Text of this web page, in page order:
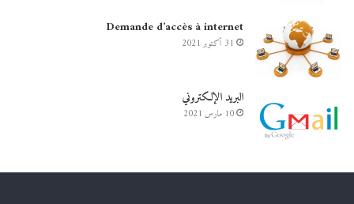
Demande d’accès à internet
31 أكتوبر 2021
البريد الإلكتروني
10 مارس 2021